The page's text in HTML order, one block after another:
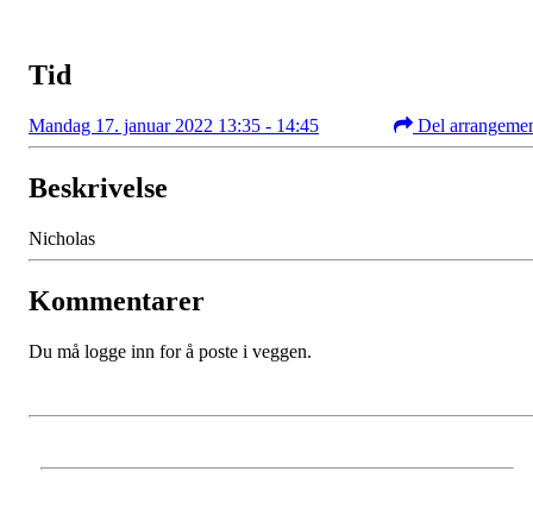
Tid
Mandag 17. januar 2022 13:35 - 14:45 Del
Beskrivelse
Nicholas
Kommentarer
Du må logge inn for å poste i veggen.